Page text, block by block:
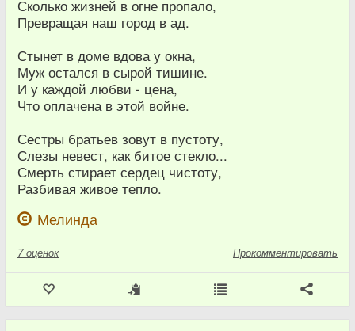
Сколько жизней в огне пропало,
Превращая наш город в ад.
Стынет в доме вдова у окна,
Муж остался в сырой тишине.
И у каждой любви - цена,
Что оплачена в этой войне.
Сестры братьев зовут в пустоту,
Слезы невест, как битое стекло...
Смерть стирает сердец чистоту,
Разбивая живое тепло.
Мелинда
7 оценок Прокомментировать